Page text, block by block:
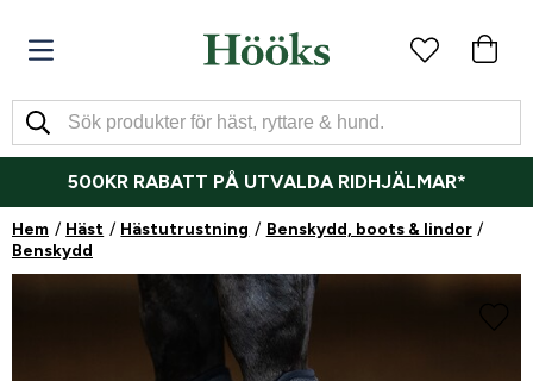
500KR RABATT PÅ UTVALDA RIDHJÄLMAR*
Hem Häst Hästutrustning
Benskydd, boots & lindor
Benskydd